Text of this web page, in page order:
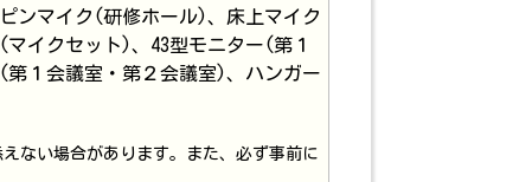
ンマイク(研修ホール)、床上マイク
イクセット)、43型モニター(第１
１会議室・第２会議室)、ハンガー
ない場合があります。また、必ず事前に